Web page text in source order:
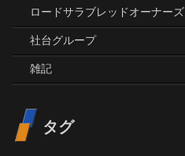
ロードサラブレッドオーナーズ
社台グループ
雑記
タグ